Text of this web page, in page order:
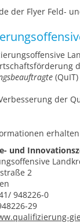
der Flyer Feld-
der
und
2
948226-0
29